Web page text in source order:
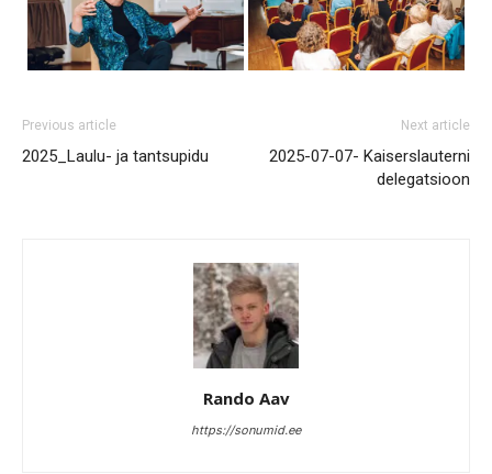
Previous article
2025_Laulu- ja tantsupidu
Next article
2025-07-07- Kaiserslauterni
delegatsioon
Rando Aav
https://sonumid.ee